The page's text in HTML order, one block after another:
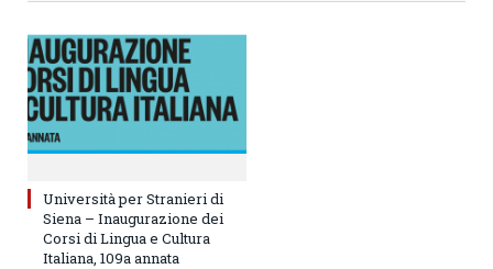
Università per Stranieri di
Siena – Inaugurazione dei
Corsi di Lingua e Cultura
Italiana, 109a annata